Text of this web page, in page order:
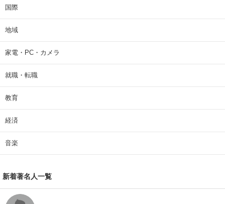
国際
地域
家電・PC・カメラ
就職・転職
教育
経済
音楽
新着著名人一覧